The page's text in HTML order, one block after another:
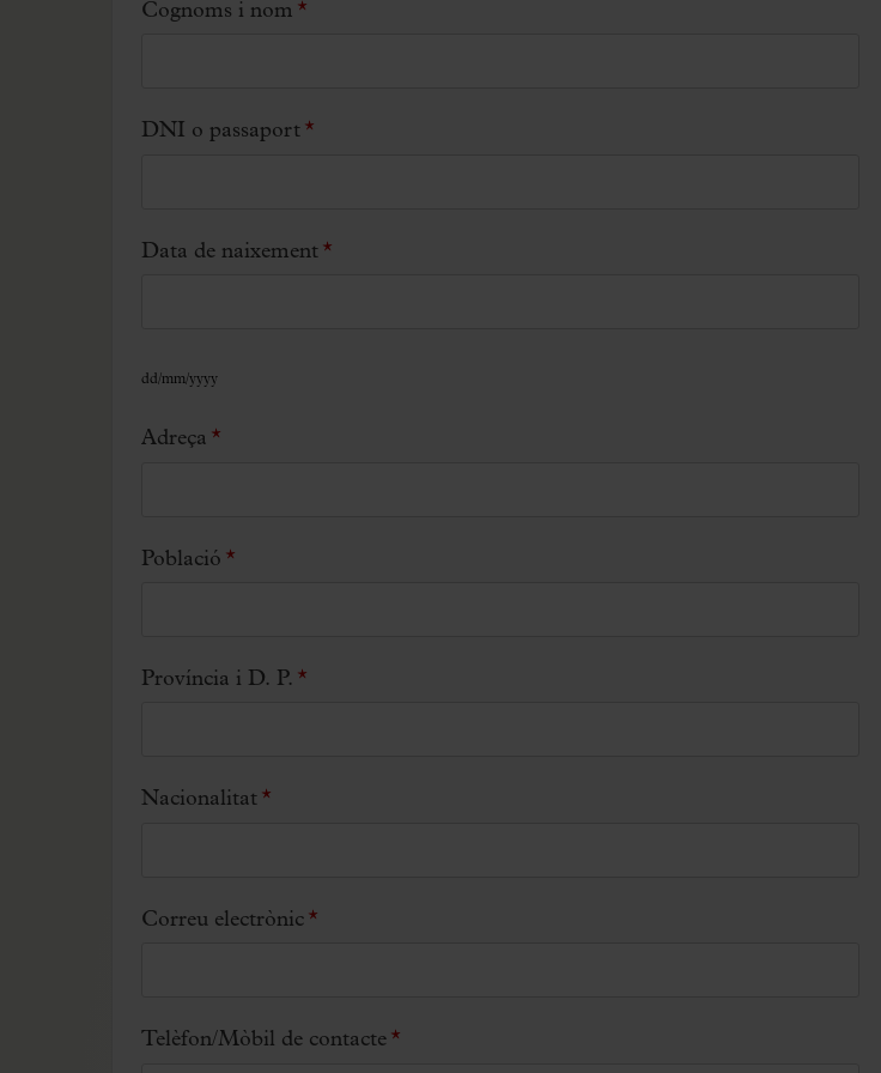
Cognoms i nom *
DNI o passaport *
Data de naixement *
dd/mm/yyyy
Adreça *
Població *
Província i D. P. *
Nacionalitat *
Correu electrònic *
Telèfon/Mòbil de contacte *